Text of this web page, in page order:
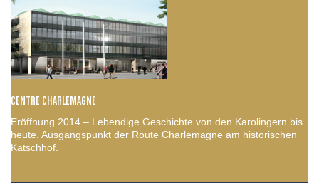
CENTRE CHARLEMAGNE
Eröffnung 2014 – Lebendige Geschichte von den Karolingern bis
heute. Ausgangspunkt der Route Charlemagne am historischen
Katschhof.